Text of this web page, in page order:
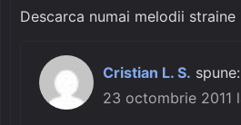
Descarca numai melodii straine
Cristian L. S. spune:
23 octombrie 2011